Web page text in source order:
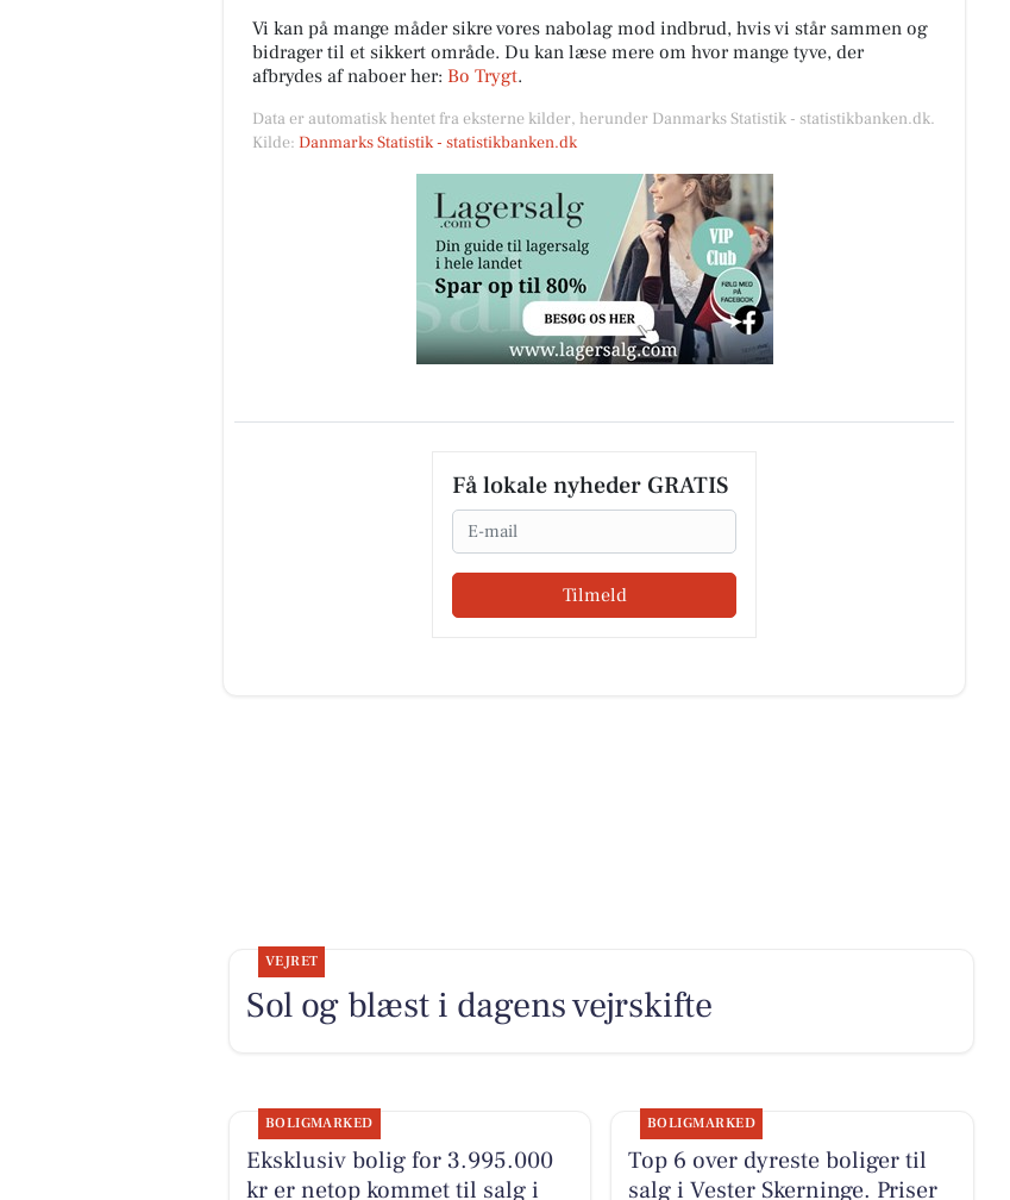
Vi kan på mange måder sikre vores nabolag mod indbrud, hvis vi står sammen og
bidrager til et sikkert område. Du kan læse mere om hvor mange tyve, der
afbrydes af naboer her: Bo Trygt.
Data er automatisk hentet fra eksterne kilder, herunder Danmarks Statistik - statistikbanken.dk.
Kilde: Danmarks Statistik - statistikbanken.dk
Få lokale nyheder GRATIS
Email
Tilmeld
VEJRET
Sol og blæst i dagens vejrskifte
BOLIGMARKED
Eksklusiv bolig for 3.995.000
kr er netop kommet til salg i
BOLIGMARKED
Top 6 over dyreste boliger til
salg i Vester Skerninge. Priser